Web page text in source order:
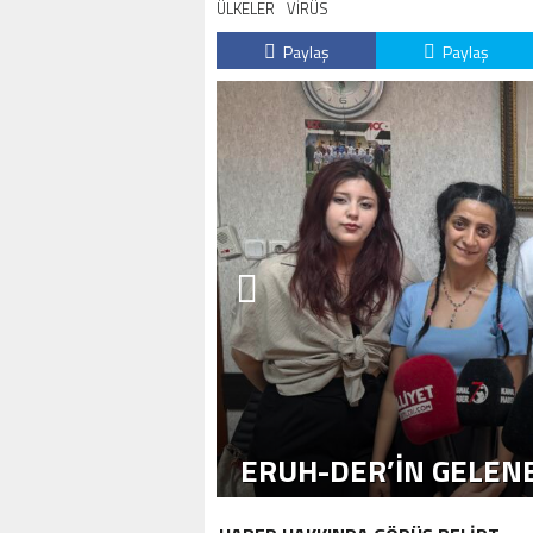
ÜLKELER VİRÜS
Paylaş Paylaş
ERUH-DER’IN